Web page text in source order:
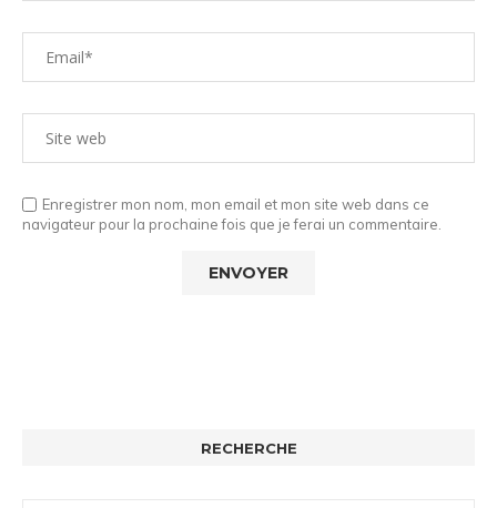
Enregistrer mon nom, mon email et mon site web dans ce
navigateur pour la prochaine fois que je ferai un commentaire.
RECHERCHE